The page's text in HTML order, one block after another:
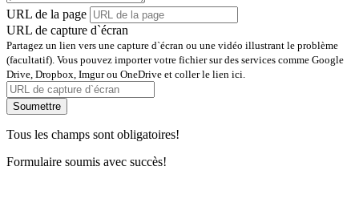
URL de la page
URL de capture d`écran
Partagez un lien vers une capture d`écran ou une vidéo illustrant le problème
(facultatif). Vous pouvez importer votre fichier sur des services comme Google
Drive, Dropbox, Imgur ou OneDrive et coller le lien ici.
Soumettre
Tous les champs sont obligatoires!
Formulaire soumis avec succès!